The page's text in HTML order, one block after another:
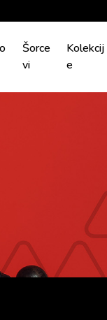
Šorce
vi
Kolekcij
e